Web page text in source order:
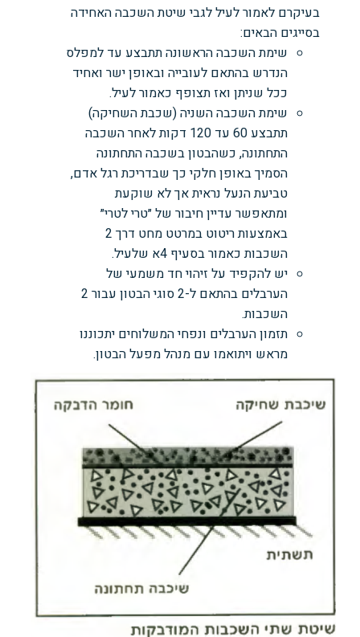
בעיקרם לאמור לעיל לגבי שיטת השכבה האחידה
בסייגים הבאים:
שימת השכבה הראשונה תתבצע עד למפלס
הנדרש בהתאם לעובייה ובאופן ישר ואחיד
ככל שניתן ואז תצופף כאמור לעיל.
שימת השכבה השניה (שכבת השחיקה)
תתבצע 60 עד 120 דקות לאחר השכבה
התחתונה, כשהבטון בשכבה התחתונה
הסמיך באופן חלקי כך שבדריכת רגל אדם,
טביעת הנעל נראית אך לא שוקעת
ומתאפשר עדיין חיבור של ״טרי לטרי״
באמצעות ריטוט במרטט מחט דרך 2
השכבות כאמור בסעיף 4א שלעיל.
יש להקפיד על זיהוי חד משמעי של
הערבלים בהתאם ל-2 סוגי הבטון עבור 2
השכבות.
תזמון הערבלים ונפחי המשלוחים יתכוננו
מראש ויתואמו עם מנהל מפעל הבטון.